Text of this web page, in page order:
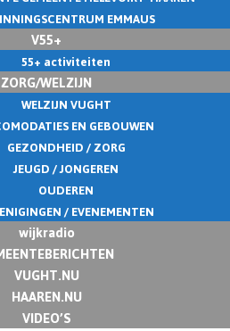
EMMAUS
V55+
55+ activiteiten
ZORG/WELZIJN
WELZIJN VUGHT
EN GEBOUWEN
GEZONDHEID / ZORG
JEUGD / JONGEREN
OUDEREN
/ EVENEMENTEN
wijkradio
VUGHT.NU
HAAREN.NU
VIDEO’S